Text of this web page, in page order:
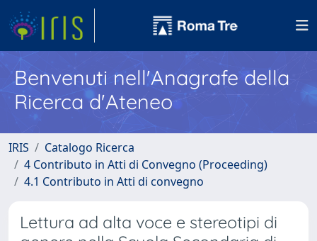
Benvenuti nell'Anagrafe della
Ricerca d'Ateneo
IRIS
Catalogo Ricerca
4 Contributo in Atti di Convegno (Proceeding)
4.1 Contributo in Atti di convegno
Lettura ad alta voce e stereotipi di